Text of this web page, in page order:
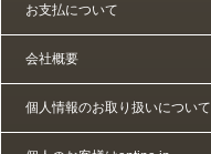
お支払について
会社概要
個人情報のお取り扱いについて